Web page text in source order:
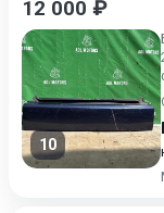
12 000 ₽
10